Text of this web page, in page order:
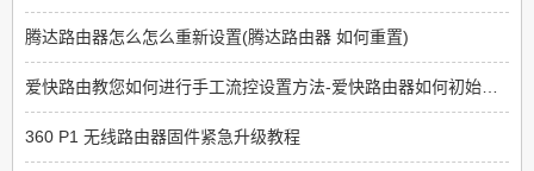
腾达路由器怎么怎么重新设置(腾达路由器 如何重置)
360 P1 无线路由器固件紧急升级教程